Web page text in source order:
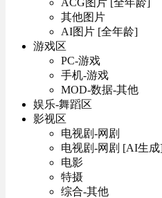
ACG图片 [全年龄]
其他图片
AI图片 [全年龄]
游戏区
PC-游戏
手机-游戏
MOD-数据-其他
娱乐-舞蹈区
影视区
电视剧-网剧
电视剧-网剧 [AI生
电影
特摄
综合-其他